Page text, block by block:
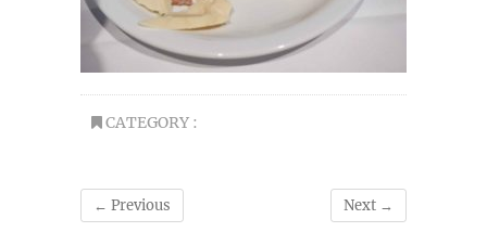
CATEGORY :
← Previous Next →